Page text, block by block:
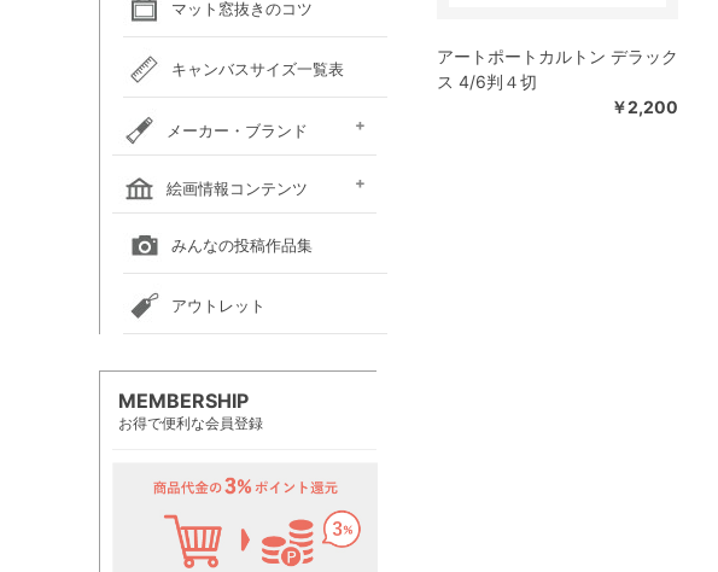
マット窓抜きのコツ
キャンバスサイズ一覧表
メーカー・ブランド
ホルベイン
クサカベ
レンブラント
ヴァンゴッホ
アムステルダム
リキテックス
ウィンザー＆ニュートン
ダーウェント
ターナー色彩
ファーバーカステル
吉祥
ナカガワ胡粉絵具
マルマン
瀬尾製額所
名村大成堂
マルオカ
すべてのメーカー・ブランド
絵画情報コンテンツ
全国の絵画教室一覧
全国の美術館一覧
全国の画廊一覧
みんなの投稿作品集
アウトレット
MEMBERSHIP
お得で便利な会員登録
アートポートカルトン デラック
ス 4/6判４切
￥2,200